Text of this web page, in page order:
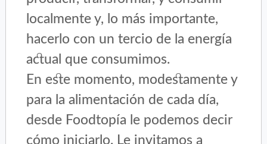
localmente y, lo más importante,
hacerlo con un tercio de la energía
actual que consumimos.
En este momento, modestamente y
para la alimentación de cada día,
desde Foodtopía le podemos decir
cómo iniciarlo. Le invitamos a